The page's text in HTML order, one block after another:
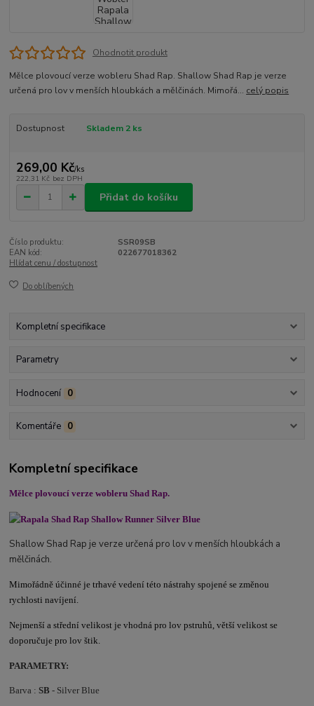
Ohodnotit produkt
Mělce plovoucí verze wobleru Shad Rap. Shallow Shad Rap je verze
určená pro lov v menších hloubkách a mělčinách. Mimořá... celý popis
Dostupnost Skladem 2 ks
269,00 Kč/ks
222,31 Kč bez DPH
Přidat do košíku
Číslo produktu:
SSR09SB
EAN kód:
022677018362
Hlídat cenu / dostupnost
Do oblíbených
Kompletní specifikace
Parametry
Hodnocení 0
Komentáře 0
Kompletní specifikace
Mělce plovoucí verze wobleru Shad Rap.
Shallow Shad Rap je verze určená pro lov v menších hloubkách a
mělčinách.
Mimořádně účinné je trhavé vedení této nástrahy spojené se změnou
rychlosti navíjení.
Nejmenší a střední velikost je vhodná pro lov pstruhů, větší velikost se
doporučuje pro lov štik.
PARAMETRY:
Barva :SB - Silver Blue